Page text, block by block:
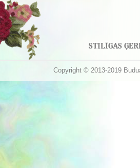
STILĪGAS
Copyright © 2013-2019